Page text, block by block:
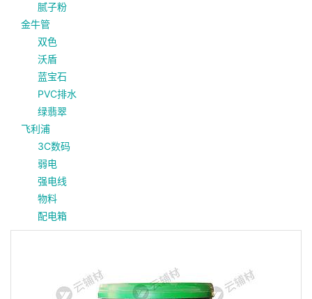
腻子粉
金牛管
双色
沃盾
蓝宝石
PVC排水
绿翡翠
飞利浦
3C数码
弱电
强电线
物料
配电箱